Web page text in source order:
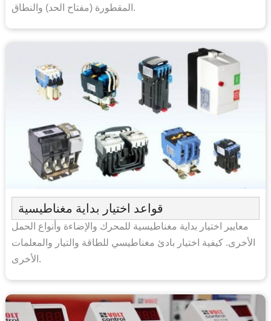
المقطورة (مفتاح الحد) والنطاق.
قواعد اختيار بداية مغناطيسية
معايير اختيار بداية مغناطيسية للمحرك والإضاءة وأنواع الحمل
الأخرى. كيفية اختيار بادئ مغناطيسي للطاقة والتيار والمعلمات
الأخرى.